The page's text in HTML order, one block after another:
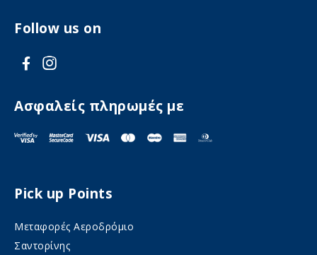
Follow us on
V
s
i
a
c
e
V
s
i
n
s
t
Ασφαλείς πληρωμές με
Pick up Points
Μεταφορές Αεροδρόμιο
Σαντορίνης